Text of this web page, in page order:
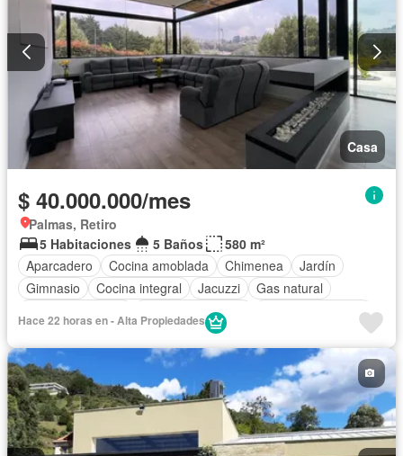
Casa
$ 40.000.000/mes
Palmas, Retiro
5 Habitaciones
5 Baños
580 m²
Aparcadero
Cocina amoblada Chimenea
Jardín
Gimnasio
Cocina integral Jacuzzi
Gas natural
Seguridad privada Cuarto de servicio
Hace 22 horas en - Alta Propiedades